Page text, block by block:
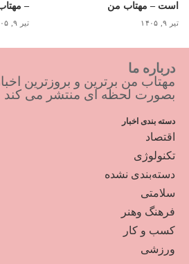
است – مهتاب من
تیر ۹, ۱۴۰۵
–
تیر ۹, ۱۴۰۵
درباره ما
مهتاب من برترین و بروزترین
بصورت لحظه ای منتشر می کند
دسته بندی اخبار
اقتصاد
تکنولوژی
دسته‌بندی نشده
سلامتی
فرهنگ وهنر
کسب و کار
ورزشی